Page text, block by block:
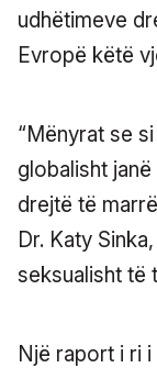
udhëtimeve
Evropë këtë
“Mënyrat se
globalisht
drejtë të
Dr. Katy
seksualisht të
Një raport i ri